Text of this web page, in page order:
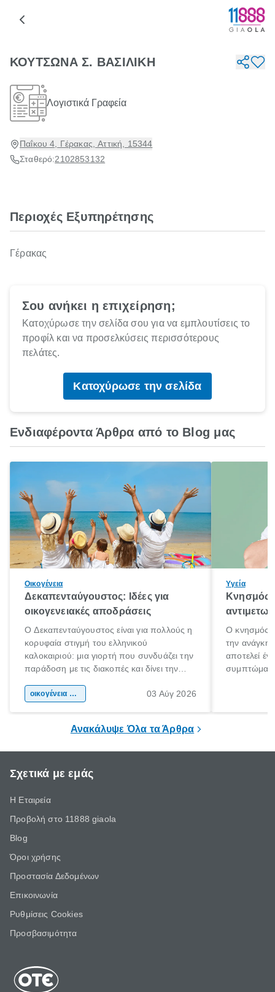
ΚΟΥΤΣΩΝΑ Σ. ΒΑΣΙΛΙΚΗ
Λογιστικά Γραφεία
Παΐκου 4, Γέρακας, Αττική, 15344
Σταθερό:2102853132
Περιοχές Εξυπηρέτησης
Γέρακας
Σου ανήκει η επιχείρηση;
Κατοχύρωσε την σελίδα σου για να εμπλουτίσεις το
προφίλ και να προσελκύσεις περισσότερους
πελάτες.
Κατοχύρωσε την σελίδα
Ενδιαφέροντα Άρθρα από το Blog μας
Οικογένεια
Δεκαπενταύγουστος: Ιδέες για
οικογενειακές αποδράσεις
Ο Δεκαπενταύγουστος είναι για πολλούς η
κορυφαία στιγμή του ελληνικού
καλοκαιριού: μια γιορτή που συνδυάζει την
παράδοση με τις διακοπές και δίνει την
χώρας. Είτε πρόκειται για λίγες μέρες
οικογένεια & παιδί 03 Αύγ 2026
Υγεία
Κνησμός:
Ο κνησμός
την ανάγκη
αποτελεί
Ανακάλυψε Όλα τα Άρθρα
Σχετικά με εμάς
Η Εταιρεία
Προβολή στο 11888 giaola
Blog
Όροι χρήσης
Προστασία Δεδομένων
Επικοινωνία
Ρυθμίσεις Cookies
Προσβασιμότητα